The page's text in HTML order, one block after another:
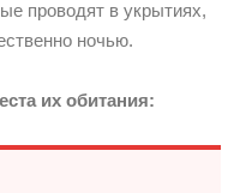
проводят в укрытиях,
ночью.
их обитания: